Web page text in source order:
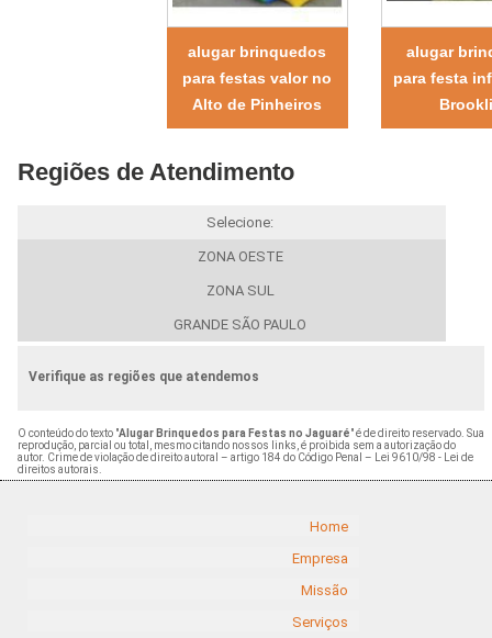
alugar brinquedos
para festas valor no
Alto de Pinheiros
alugar
para festa
Regiões de Atendimento
Selecione:
ZONA OESTE
ZONA SUL
GRANDE SÃO PAULO
Verifique as regiões que atendemos
O conteúdo do texto "Alugar Brinquedos para Festas no Jaguaré" é de direito reservado. Sua
reprodução, parcial ou total, mesmo citando nossos links, é proibida sem a autorização do
autor. Crime de violação de direito autoral – artigo 184 do Código Penal –
Lei 9610/98 - Lei de
direitos autorais
Home
Empresa
Missão
Serviços